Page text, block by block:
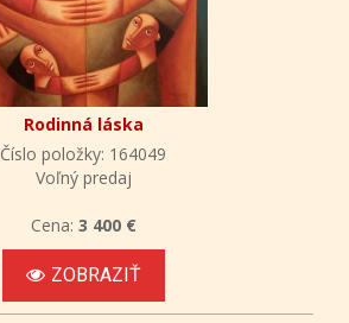
Rodinná láska
Číslo položky: 164049
Voľný predaj
Cena: 3 400 €
ZOBRAZIŤ